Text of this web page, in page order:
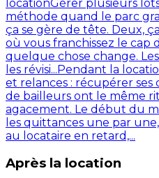
locationGérer plusieurs
méthode quand le parc
ça se gère de tête. Deux,
où vous franchissez le cap
quelque chose change.
les révisi...Pendant la
et relances : récupérer ses
de bailleurs ont le même
agacement. Le début du
les quittances une par
au locataire en retard,...
Après la location